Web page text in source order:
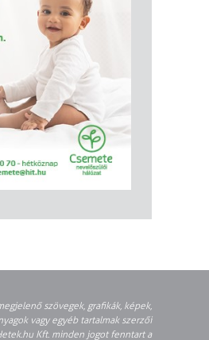
szövegek, grafikák, képek,
vagy egyéb tartalmak szerzői
Kft. minden jogot fenntart a